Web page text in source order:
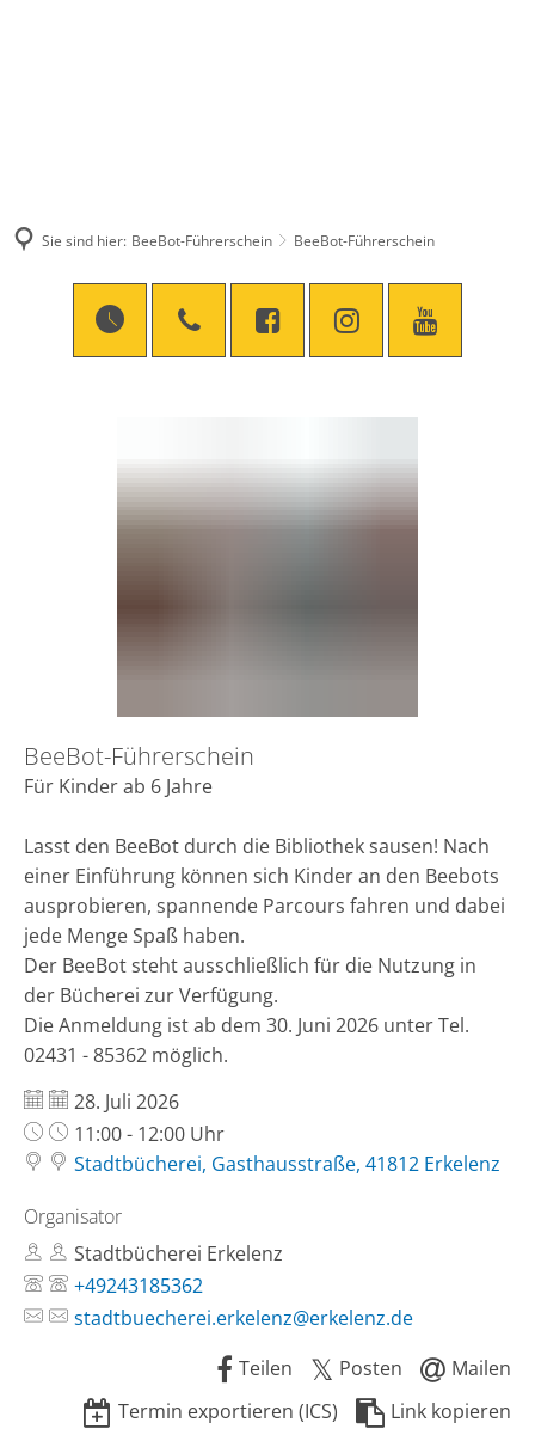
Sie sind hier: BeeBot-Führerschein BeeBot-Führerschein
Führerschein
BeeBot-Führerschein
Für Kinder ab 6 Jahre
Lasst den BeeBot durch die Bibliothek sausen! Nach
einer Einführung können sich Kinder an den Beebots
ausprobieren, spannende Parcours fahren und dabei
jede Menge Spaß haben.
Der BeeBot steht ausschließlich für die Nutzung in
der Bücherei zur Verfügung.
Die Anmeldung ist ab dem 30. Juni 2026 unter Tel.
02431 - 85362 möglich.
Datum:
28. Juli 2026
Uhrzeit:
11:00 - 12:00 Uhr
Stadtbücherei, Gasthausstraße, 41812 Erkelenz
Organisator
Stadtbücherei Erkelenz
+49243185362
stadtbuecherei.erkelenz@erkelenz.de
Teilen
Posten
Mailen
Termin exportieren (ICS)
Link kopieren